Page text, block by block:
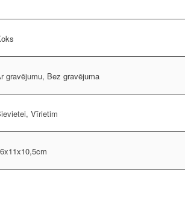
gravējumu, Bez gravējuma
Vīrietim